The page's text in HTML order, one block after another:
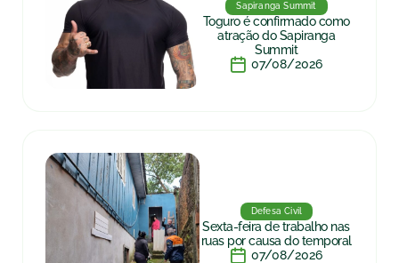
Sapiranga Summit
Toguro é confirmado como
atração do Sapiranga
Summit
07/08/2026
Defesa Civil
Sexta-feira de trabalho nas
ruas por causa do temporal
07/08/2026